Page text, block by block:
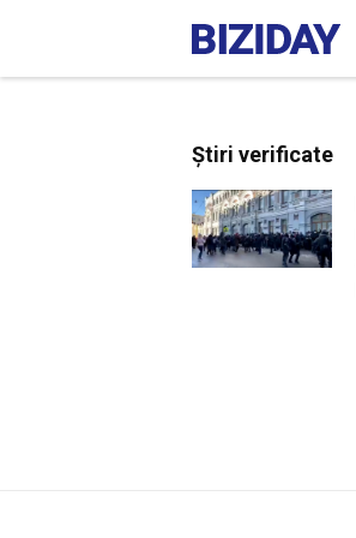
Știri verificate